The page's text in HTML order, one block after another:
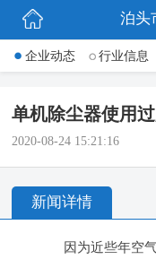
企业动态 行业信息
单机除尘器使用
2020-08-24 15:21:16
新闻详情
因为近些年空气